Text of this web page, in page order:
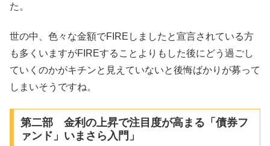
た。
世の中、色々な金額でFIREしましたと宣言されている方
も多くいますがFIREすることよりもした後にどう過ごし
ていくのかがキチンと見えていないと後悔ばかりが募って
しまいそうですね。
第二部 金利の上昇で注目度が高まる「債券フ
ァンド」いまさら入門」